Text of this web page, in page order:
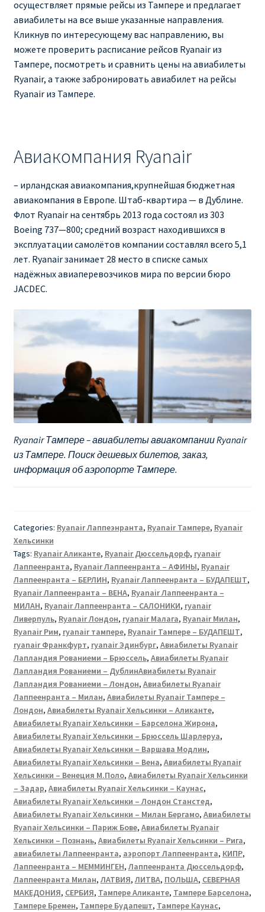
осуществляет прямые рейсы из Тампере и предлагает
авиабилеты на все выше указанные направления.
Кликнув по интересующему вас направлению, вы
можете проверить расписание рейсов Ryanair из
Тампере, посмотреть и сравнить цены на авиабилеты
Ryanair, а также забронировать авиабилет на рейсы
Ryanair из Тампере.
Авиакомпания Ryanair
– ирландская авиакомпания,крупнейшая бюджетная
авиакомпания в Европе. Штаб-квартира — в Дублине.
Флот Ryanair на сентябрь 2013 года состоял из 303
Boeing 737—800; средний возраст находившихся в
эксплуатации самолётов компании составлял всего 5,1
лет. Ryanair занимает 28 место в списке самых
надёжных авиаперевозчиков мира по версии бюро
JACDEC.
Ryanair Тампере – авиабилеты авиакомпании Ryanair
из Тампере. Поиск дешевых билетов, заказ,
информация об аэропорте Тампере.
Categories: Ryanair Лаппеэнранта, Ryanair Тампере, Ryanair
Хельсинки
Tags: Ryanair Аликанте, Ryanair Дюссельдорф, ryanair
Лаппеенранта, Ryanair Лаппеенранта – АФИНЫ, Ryanair
Лаппеенранта – БЕРЛИН, Ryanair Лаппеенранта – БУДАПЕШТ,
Ryanair Лаппеенранта – ВЕНА, Ryanair Лаппеенранта –
МИЛАН, Ryanair Лаппеенранта – САЛОНИКИ, ryanair
Ливерпуль, Ryanair Лондон, ryanair Малага, Ryanair Милан,
Ryanair Рим, ryanair тампере, Ryanair Тампере – БУДАПЕШТ,
ryanair Франкфурт, ryanair Эдинбург, Авиабилеты Ryanair
Лапландия Рованиеми – Брюссель, Авиабилеты Ryanair
Лапландия Рованиеми – ДублинАвиабилеты Ryanair
Лапландия Рованиеми – Лондон, Авиабилеты Ryanair
Лаппеенранта – Милан, Авиабилеты Ryanair Тампере –
Лондон, Авиабилеты Ryanair Хельсинки – Аликанте,
Авиабилеты Ryanair Хельсинки – Барселона Жирона,
Авиабилеты Ryanair Хельсинки – Брюссель Шарлеруа,
Авиабилеты Ryanair Хельсинки – Варшава Модлин,
Авиабилеты Ryanair Хельсинки – Вена, Авиабилеты Ryanair
Хельсинки – Венеция М.Поло, Авиабилеты Ryanair Хельсинки
– Задар, Авиабилеты Ryanair Хельсинки – Каунас,
Авиабилеты Ryanair Хельсинки – Лондон Станстед,
Авиабилеты Ryanair Хельсинки – Милан Бергамо, Авиабилеты
Ryanair Хельсинки – Париж Бове, Авиабилеты Ryanair
Хельсинки – Познань, Авиабилеты Ryanair Хельсинки – Рига,
авиабилеты Лаппеенранта, аэропорт Лаппеенранта, КИПР,
Лаппеенранта – МЕММИНГЕН,Лаппеенранта Дюссельдорф,
Лаппеенранта Милан,ЛАТВИЯ,ЛИТВА, ПОЛЬША, СЕВЕРНАЯ
МАКЕДОНИЯ, СЕРБИЯ, Тампере Аликанте, Тампере Барселона,
Тампере Бремен, Тампере Будапешт, Тампере Каунас,